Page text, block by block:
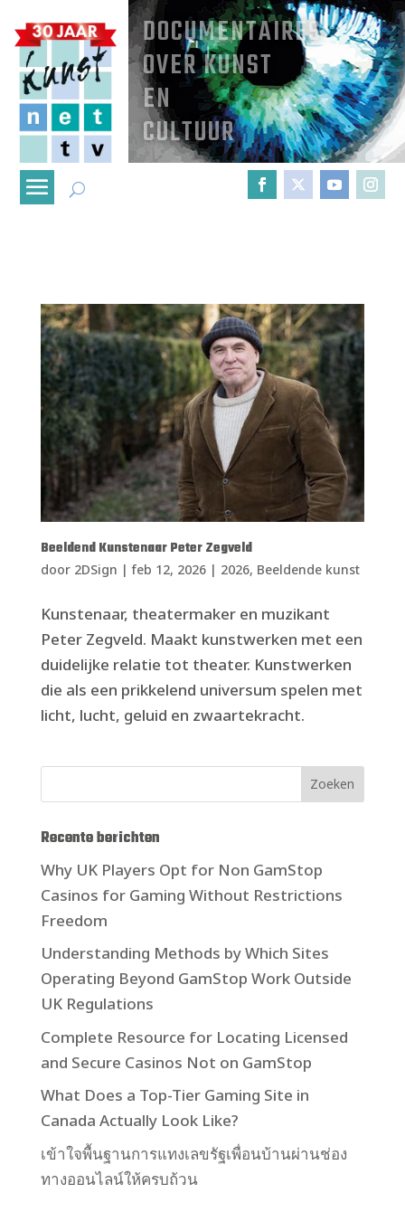
DOCUMENTAIRES
OVER KUNST
EN
CULTUUR
Beeldend Kunstenaar Peter Zegveld
door 2DSign |feb 12, 2026| 2026, Beeldende kunst
Kunstenaar, theatermaker en muzikant
Peter Zegveld. Maakt kunstwerken met een
duidelijke relatie tot theater. Kunstwerken
die als een prikkelend universum spelen met
licht, lucht, geluid en zwaartekracht.
Zoeken
Recente berichten
Why UK Players Opt for Non GamStop
Casinos for Gaming Without Restrictions
Freedom
Understanding Methods by Which Sites
Operating Beyond GamStop Work Outside
UK Regulations
Complete Resource for Locating Licensed
and Secure Casinos Not on GamStop
What Does a Top-Tier Gaming Site in
Canada Actually Look Like?
เข้าใจพื้นฐานการแทงเลขรัฐเพื่อนบ้านผ่านช่อง
ทางออนไลน์ให้ครบถ้วน